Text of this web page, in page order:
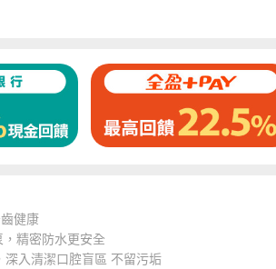
健康
精密防水更安全
深入清潔口腔盲區 不留污垢